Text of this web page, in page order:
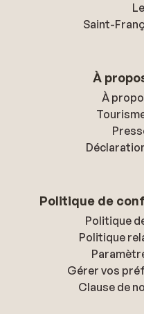
Saint-
À
À
Politique de
Politique
Politique
Gérer vos
Clause de